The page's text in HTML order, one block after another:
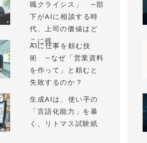
職クライシス」 —部
下がAIに相談する時
代、上司の価値はど
こに残...
AIに仕事を頼む技
術 —なぜ「営業資料
を作って」と頼むと
失敗するのか？
生成AIは、使い手の
「言語化能力」を暴
く、リトマス試験紙